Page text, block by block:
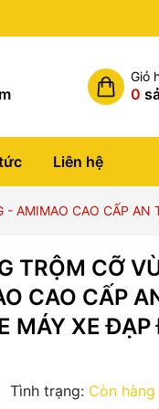
Giỏ
0
Liên hệ
AMIMAO CAO CẤP
TRỘM CỠ
CAO CẤP
MÁY XE ĐẠP
Tình trạng: Còn hàng